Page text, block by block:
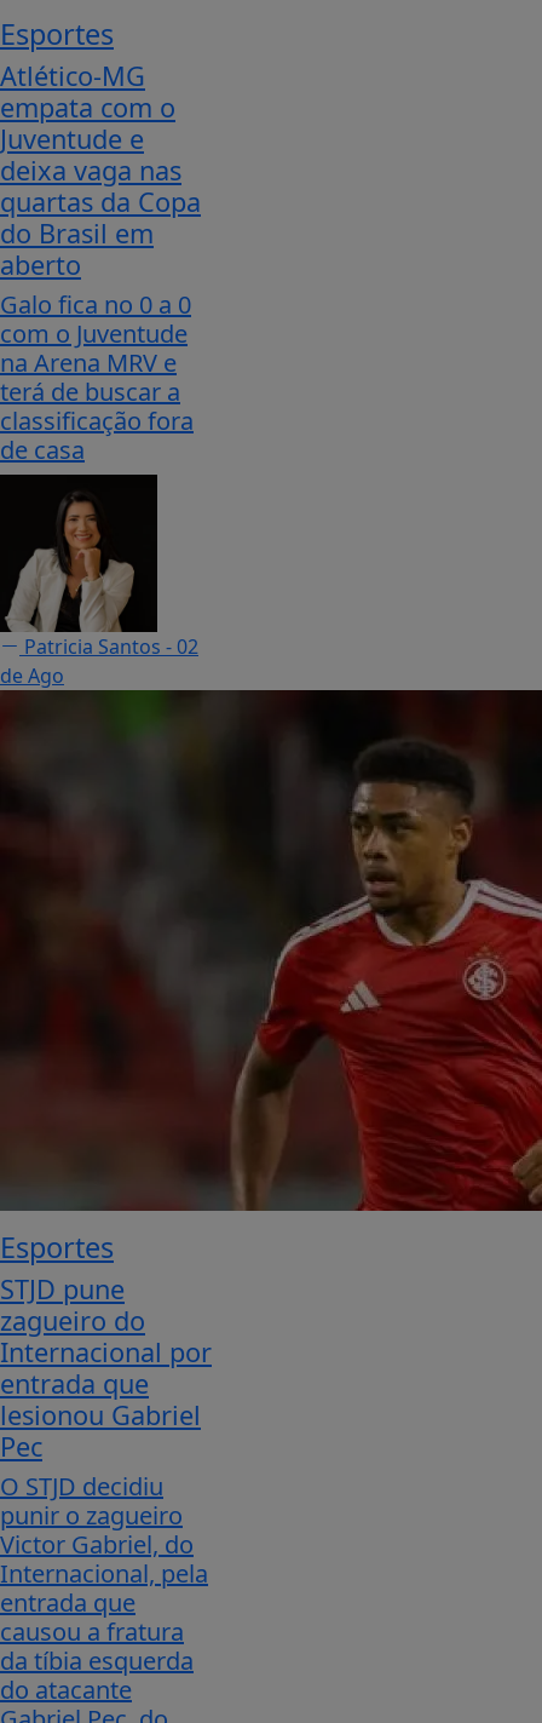
Esportes
Atlético-MG
empata com o
Juventude e
deixa vaga nas
quartas da Copa
do Brasil em
aberto
Galo fica no 0 a 0
com o Juventude
na Arena MRV e
terá de buscar a
classificação fora
de casa
Patricia Santos - 02
de Ago
Esportes
STJD pune
zagueiro do
Internacional por
entrada que
lesionou Gabriel
Pec
O STJD decidiu
punir o zagueiro
Victor Gabriel, do
Internacional, pela
entrada que
causou a fratura
da tíbia esquerda
do atacante